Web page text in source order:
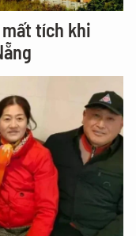
tích khi